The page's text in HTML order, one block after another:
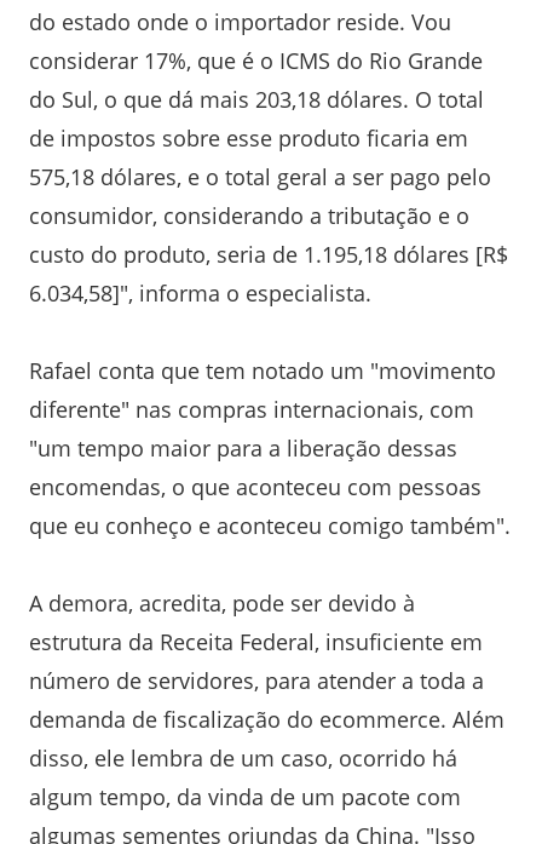
do estado onde o importador reside. Vou
considerar 17%, que é o ICMS do Rio Grande
do Sul, o que dá mais 203,18 dólares. O total
de impostos sobre esse produto ficaria em
575,18 dólares, e o total geral a ser pago pelo
consumidor, considerando a tributação e o
custo do produto, seria de 1.195,18 dólares [R$
6.034,58]", informa o especialista.
Rafael conta que tem notado um "movimento
diferente" nas compras internacionais, com
"um tempo maior para a liberação dessas
encomendas, o que aconteceu com pessoas
que eu conheço e aconteceu comigo também".
A demora, acredita, pode ser devido à
estrutura da Receita Federal, insuficiente em
número de servidores, para atender a toda a
demanda de fiscalização do ecommerce. Além
disso, ele lembra de um caso, ocorrido há
algum tempo, da vinda de um pacote com
algumas sementes oriundas da China. "Isso